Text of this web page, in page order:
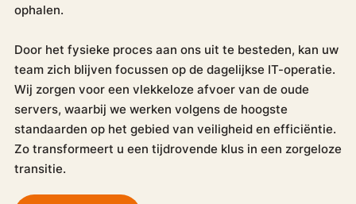
ophalen.
Door het fysieke proces aan ons uit te besteden, kan uw
team zich blijven focussen op de dagelijkse IT-operatie.
Wij zorgen voor een vlekkeloze afvoer van de oude
servers, waarbij we werken volgens de hoogste
standaarden op het gebied van veiligheid en efficiëntie.
Zo transformeert u een tijdrovende klus in een zorgeloze
transitie.